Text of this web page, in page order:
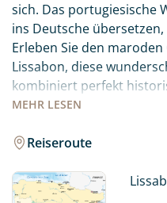
MEHR LESEN
sich. Das portugiesische
ins Deutsche
Erleben Sie den
Lissabon, diese
kombiniert perfekt
und ein wunderbares
der pulsierende Lifestyle
Genießen Sie endlose
Reiseroute